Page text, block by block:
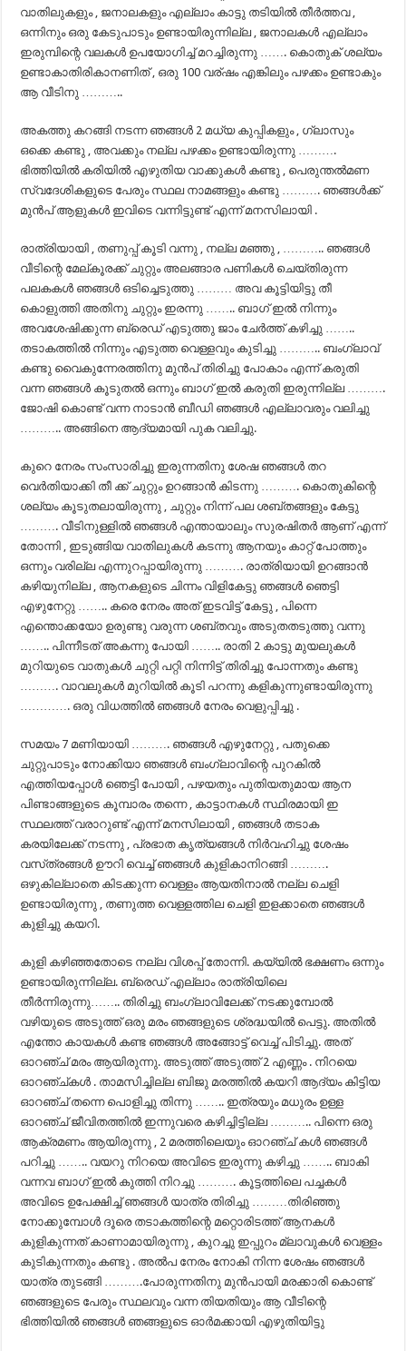
വാതിലുകളും , ജനാലകളും എല്ലാം കാട്ടു തടിയിൽ തീർത്തവ ,
ഒന്നിനും ഒരു കേടുപാടും ഉണ്ടായിരുന്നില്ല , ജനാലകൾ എല്ലാം
ഇരുമ്പിന്റെ വലകൾ ഉപയോഗിച്ച് മറച്ചിരുന്നു ……. കൊതുക് ശല്യം
ഉണ്ടാകാതിരികാനണിത് , ഒരു 100 വര്ഷം എങ്കിലും പഴക്കം ഉണ്ടാകും
ആ വീടിനു ………..
അകത്തു കറങ്ങി നടന്ന ഞങ്ങൾ 2 മധ്യ കുപ്പികളും , ഗ്ലാസും
ഒക്കെ കണ്ടു , അവക്കും നല്ല പഴക്കം ഉണ്ടായിരുന്നു ……….
ഭിത്തിയിൽ കരിയിൽ എഴുതിയ വാക്കുകൾ കണ്ടു , പെരുന്തൽമണ
സ്വദേശികളുടെ പേരും സ്ഥല നാമങ്ങളും കണ്ടു ………. ഞങ്ങൾക്ക്
മുൻപ് ആളുകൾ ഇവിടെ വന്നിട്ടുണ്ട് എന്ന് മനസിലായി .
രാത്രിയായി , തണുപ്പ് കൂടി വന്നു , നല്ല മഞ്ഞു , ……….. ഞങ്ങൾ
വീടിന്റെ മേല്കൂരക്ക് ചുറ്റും അലങ്ങാര പണികൾ ചെയ്തിരുന്ന
പലകകൾ ഞങ്ങൾ ഒടിച്ചെടുത്തു ……… അവ കൂട്ടിയിട്ടു തീ
കൊളുത്തി അതിനു ചുറ്റും ഇരന്നു …….. ബാഗ്‌ ഇൽ നിന്നും
അവശേഷിക്കുന്ന ബ്രെഡ്‌ എടുത്തു ജാം ചേർത്ത് കഴിച്ചു ……..
തടാകത്തിൽ നിന്നും എടുത്ത വെള്ളവും കുടിച്ചു ……….. ബംഗ്ലാവ്
കണ്ടു വൈകുന്നേരത്തിനു മുൻപ് തിരിച്ചു പോകാം എന്ന് കരുതി
വന്ന ഞങ്ങൾ കൂടുതൽ ഒന്നും ബാഗ്‌ ഇൽ കരുതി ഇരുന്നില്ല ……….
ജോഷി കൊണ്ട് വന്ന നാടാൻ ബീഡി ഞങ്ങൾ എല്ലാവരും വലിച്ചു
……….. അങ്ങിനെ ആദ്യമായി പുക വലിച്ചു.
കുറെ നേരം സംസാരിച്ചു ഇരുന്നതിനു ശേഷ ഞങ്ങൾ തറ
വെർതിയാക്കി തീ ക്ക് ചുറ്റും ഉറങ്ങാൻ കിടന്നു ………. കൊതുകിന്റെ
ശല്യം കൂടുതലായിരുന്നു , ചുറ്റും നിന്ന് പല ശബ്തങ്ങളും കേട്ടു
………. വീടിനുള്ളിൽ ഞങ്ങൾ എന്തായാലും സുരഷിതർ ആണ് എന്ന്
തോന്നി , ഇടുങ്ങിയ വാതിലുകൾ കടന്നു ആനയും കാറ്റ് പോത്തും
ഒന്നും വരില്ല എന്നുറപ്പായിരുന്നു ………. രാത്രിയായി ഉറങ്ങാൻ
കഴിയുനില്ല , ആനകളുടെ ചിന്നം വിളികേട്ടു ഞങ്ങൾ ഞെട്ടി
എഴുനേറ്റു …….. കരെ നേരം അത് ഇടവിട്ട് കേട്ടു , പിന്നെ
എന്തൊക്കയോ ഉരുണ്ടു വരുന്ന ശബ്തവും അടുതതടുത്തു വന്നു
…….. പിന്നീടത്‌ അകന്നു പോയി …….. രാതി 2 കാട്ടു മുയലുകൾ
മുറിയുടെ വാതുകൾ ചുറ്റി പറ്റി നിന്നിട്ട് തിരിച്ചു പോന്നതും കണ്ടു
………. വാവലുകൾ മുറിയിൽ കൂടി പറന്നു കളികുന്നുണ്ടായിരുന്നു
…………. ഒരു വിധത്തിൽ ഞങ്ങൾ നേരം വെളുപ്പിച്ചു .
സമയം 7 മണിയായി ………. ഞങ്ങൾ എഴുനേറ്റു , പതുക്കെ
ചുറ്റുപാടും നോക്കിയാ ഞങ്ങൾ ബംഗ്ലാവിന്റെ പുറകിൽ
എത്തിയപ്പോൾ ഞെട്ടി പോയി , പഴയതും പുതിയതുമായ ആന
പിണ്ടാങ്ങളുടെ കൂമ്പാരം തന്നെ , കാട്ടാനകൾ സ്ഥിരമായി ഇ
സ്ഥലത്ത് വരാറുണ്ട് എന്ന് മനസിലായി , ഞങ്ങൾ തടാക
കരയിലേക്ക് നടന്നു , പ്രഭാത കൃത്യങ്ങൾ നിർവഹിച്ചു ശേഷം
വസ്‌ത്രങ്ങൾ ഊറി വെച്ച് ഞങ്ങൾ കുളികാനിറങ്ങി ……….
ഒഴുകില്ലാതെ കിടക്കുന്ന വെള്ളം ആയതിനാൽ നല്ല ചെളി
ഉണ്ടായിരുന്നു , തണുത്ത വെള്ളത്തില ചെളി ഇളക്കാതെ ഞങ്ങൾ
കുളിച്ചു കയറി.
കുളി കഴിഞ്ഞതോടെ നല്ല വിശപ്പ്‌ തോന്നി. കയ്യിൽ ഭക്ഷണം ഒന്നും
ഉണ്ടായിരുന്നില്ല. ബ്രെഡ്‌ എല്ലാം രാത്രിയിലെ
തീർന്നിരുന്നു…….. തിരിച്ചു ബംഗ്ലാവിലേക്ക് നടക്കുമ്പോൽ
വഴിയുടെ അടുത്ത് ഒരു മരം ഞങ്ങളുടെ ശ്രദ്ധയില്‍ പെട്ടു. അതിൽ
എന്തോ കായകൾ കണ്ട ഞങ്ങൾ അങ്ങോട്ട്‌ വെച്ച് പിടിച്ചു. അത്
ഓറഞ്ച് മരം ആയിരുന്നു. അടുത്ത് അടുത്ത് 2 എണ്ണം . നിറയെ
ഓറഞ്ച്കൾ . താമസിച്ചില്ല ബിജു മരത്തിൽ കയറി ആദ്യം കിട്ടിയ
ഓറഞ്ച് തന്നെ പൊളിച്ചു തിന്നു …….. ഇത്രയും മധുരം ഉള്ള
ഓറഞ്ച് ജീവിതത്തിൽ ഇന്നുവരെ കഴിച്ചിട്ടില്ല ……….. പിന്നെ ഒരു
ആക്രമണം ആയിരുന്നു , 2 മരത്തിലെയും ഓറഞ്ച് കൾ ഞങ്ങൾ
പറിച്ചു …….. വയറു നിറയെ അവിടെ ഇരുന്നു കഴിച്ചു …….. ബാകി
വന്നവ ബാഗ്‌ ഇൽ കുത്തി നിറച്ചു ………. കൂട്ടത്തിലെ പച്ചകൾ
അവിടെ ഉപേക്ഷിച്ച് ഞങ്ങൾ യാത്ര തിരിച്ചു ………തിരിഞ്ഞു
നോക്കുമ്പോള്‍ ദൂരെ തടാകത്തിന്റെ മറ്റൊരിടത്ത്‌ ആനകള്‍
കുളികുന്നത് കാണാമായിരുന്നു , കുറച്ചു ഇപ്പുറം മ്ലാവുകൾ വെള്ളം
കുടികുന്നതും കണ്ടു . അൽപ നേരം നോകി നിന്ന ശേഷം ഞങ്ങൾ
യാത്ര തുടങ്ങി ……….പോരുന്നതിനു മുൻപായി മരക്കാരി കൊണ്ട്
ഞങ്ങളുടെ പേരും സ്ഥലവും വന്ന തിയതിയും ആ വീടിന്റെ
ഭിത്തിയിൽ ഞങ്ങൾ ഞങ്ങളുടെ ഓർമക്കായി എഴുതിയിട്ടു